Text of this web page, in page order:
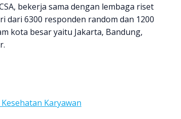
bekerja sama dengan lembaga riset
dari 6300 responden random dan 1200
kota besar yaitu Jakarta, Bandung,
Karyawan